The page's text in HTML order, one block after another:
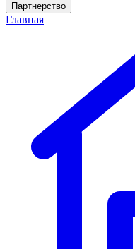
Партнерство
Главная